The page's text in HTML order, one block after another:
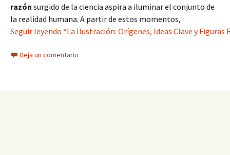
razón surgido de la ciencia aspira a iluminar el conjunto de
la realidad humana. A partir de estos momentos,
Seguir leyendo “La Ilustración: Orígenes, Ideas Clave y Figuras
Deja un comentario